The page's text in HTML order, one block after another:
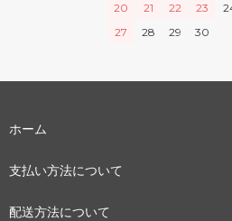
20
21 22 23
27
28 29 30
ホーム
支払い方法について
配送方法について